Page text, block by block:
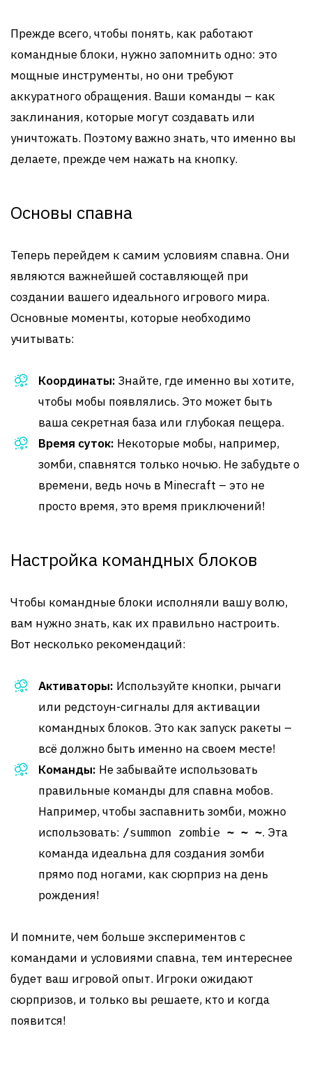
Прежде всего, чтобы понять, как работают
командные блоки, нужно запомнить одно: это
мощные инструменты, но они требуют
аккуратного обращения. Ваши команды – как
заклинания, которые могут создавать или
уничтожать. Поэтому важно знать, что именно вы
делаете, прежде чем нажать на кнопку.
Основы спавна
Теперь перейдем к самим условиям спавна. Они
являются важнейшей составляющей при
создании вашего идеального игрового мира.
Основные моменты, которые необходимо
учитывать:
Координаты: Знайте, где именно вы хотите,
чтобы мобы появлялись. Это может быть
ваша секретная база или глубокая пещера.
Время суток: Некоторые мобы, например,
зомби, спавнятся только ночью. Не забудьте о
времени, ведь ночь в Minecraft – это не
просто время, это время приключений!
Настройка командных блоков
Чтобы командные блоки исполняли вашу волю,
вам нужно знать, как их правильно настроить.
Вот несколько рекомендаций:
Активаторы: Используйте кнопки, рычаги
или редстоун-сигналы для активации
командных блоков. Это как запуск ракеты –
всё должно быть именно на своем месте!
Команды: Не забывайте использовать
правильные команды для спавна мобов.
Например, чтобы заспавнить зомби, можно
использовать: /summon zombie ~ ~ ~. Эта
команда идеальна для создания зомби
прямо под ногами, как сюрприз на день
рождения!
И помните, чем больше экспериментов с
командами и условиями спавна, тем интереснее
будет ваш игровой опыт. Игроки ожидают
сюрпризов, и только вы решаете, кто и когда
появится!